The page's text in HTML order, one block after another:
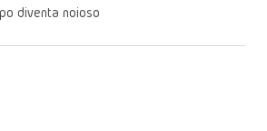
diventa noioso